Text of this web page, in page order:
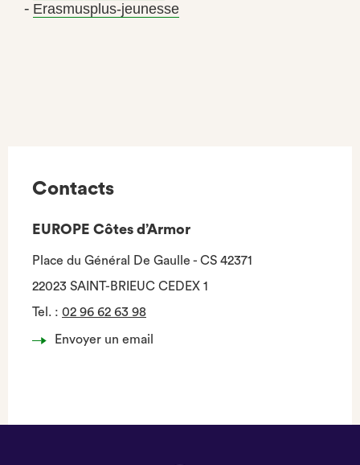
- Erasmusplus-jeunesse
Contacts
EUROPE Côtes d’Armor
Place du Général De Gaulle - CS 42371
22023 SAINT-BRIEUC CEDEX 1
Tel. : 02 96 62 63 98
Envoyer un email